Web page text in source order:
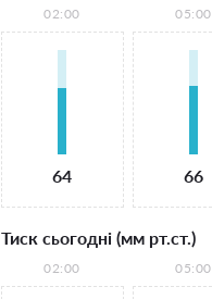
02:00
64
05:00
66
Тиск сьогодні (мм рт.ст.)
02:00 05:00